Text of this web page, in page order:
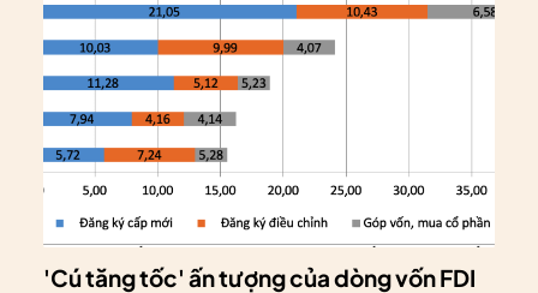
'Cú tăng tốc' ấn tượng của dòng vốn FDI